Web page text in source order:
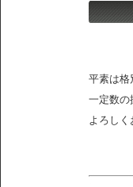
平素は格
一定数の
よろしく